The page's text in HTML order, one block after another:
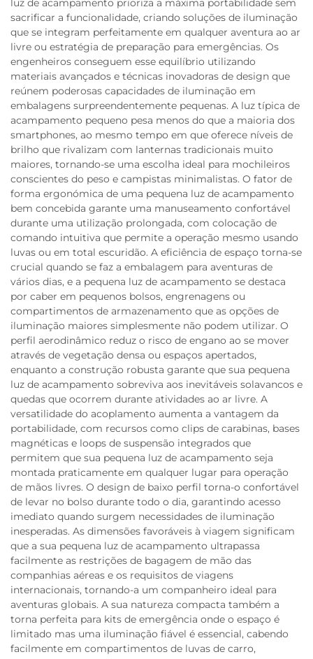
luz de acampamento prioriza a máxima portabilidade sem
sacrificar a funcionalidade, criando soluções de iluminação
que se integram perfeitamente em qualquer aventura ao ar
livre ou estratégia de preparação para emergências. Os
engenheiros conseguem esse equilíbrio utilizando
materiais avançados e técnicas inovadoras de design que
reúnem poderosas capacidades de iluminação em
embalagens surpreendentemente pequenas. A luz típica de
acampamento pequeno pesa menos do que a maioria dos
smartphones, ao mesmo tempo em que oferece níveis de
brilho que rivalizam com lanternas tradicionais muito
maiores, tornando-se uma escolha ideal para mochileiros
conscientes do peso e campistas minimalistas. O fator de
forma ergonómica de uma pequena luz de acampamento
bem concebida garante uma manuseamento confortável
durante uma utilização prolongada, com colocação de
comando intuitiva que permite a operação mesmo usando
luvas ou em total escuridão. A eficiência de espaço torna-se
crucial quando se faz a embalagem para aventuras de
vários dias, e a pequena luz de acampamento se destaca
por caber em pequenos bolsos, engrenagens ou
compartimentos de armazenamento que as opções de
iluminação maiores simplesmente não podem utilizar. O
perfil aerodinâmico reduz o risco de engano ao se mover
através de vegetação densa ou espaços apertados,
enquanto a construção robusta garante que sua pequena
luz de acampamento sobreviva aos inevitáveis solavancos e
quedas que ocorrem durante atividades ao ar livre. A
versatilidade do acoplamento aumenta a vantagem da
portabilidade, com recursos como clips de carabinas, bases
magnéticas e loops de suspensão integrados que
permitem que sua pequena luz de acampamento seja
montada praticamente em qualquer lugar para operação
de mãos livres. O design de baixo perfil torna-o confortável
de levar no bolso durante todo o dia, garantindo acesso
imediato quando surgem necessidades de iluminação
inesperadas. As dimensões favoráveis à viagem significam
que a sua pequena luz de acampamento ultrapassa
facilmente as restrições de bagagem de mão das
companhias aéreas e os requisitos de viagens
internacionais, tornando-a um companheiro ideal para
aventuras globais. A sua natureza compacta também a
torna perfeita para kits de emergência onde o espaço é
limitado mas uma iluminação fiável é essencial, cabendo
facilmente em compartimentos de luvas de carro,